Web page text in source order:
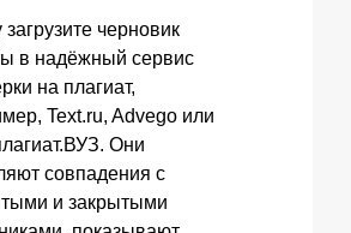
черновик
в надёжный сервис
на плагиат,
Text.ru, Advego или
Они
совпадения с
и закрытыми